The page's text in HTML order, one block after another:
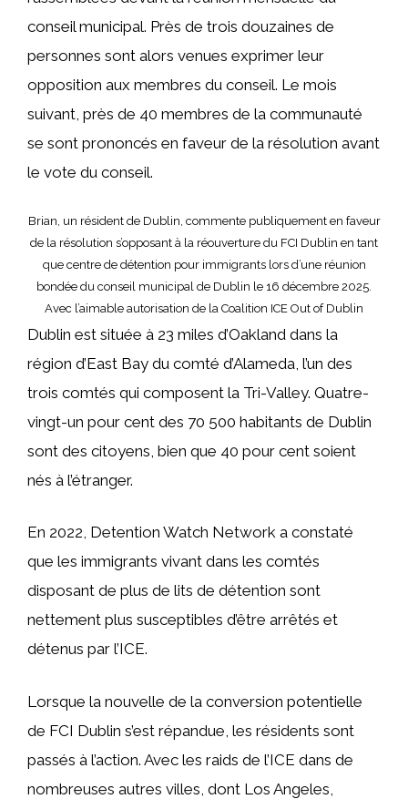
conseil municipal. Près de trois douzaines de
personnes sont alors venues exprimer leur
opposition aux membres du conseil. Le mois
suivant, près de 40 membres de la communauté
se sont prononcés en faveur de la résolution avant
le vote du conseil.
Brian, un résident de Dublin, commente publiquement en faveur
de la résolution s’opposant à la réouverture du FCI Dublin en tant
que centre de détention pour immigrants lors d’une réunion
bondée du conseil municipal de Dublin le 16 décembre 2025.
Avec l’aimable autorisation de la Coalition ICE Out of Dublin
Dublin est située à 23 miles d’Oakland dans la
région d’East Bay du comté d’Alameda, l’un des
trois comtés qui composent la Tri-Valley. Quatre-
vingt-un pour cent des 70 500 habitants de Dublin
sont des citoyens, bien que 40 pour cent soient
nés à l’étranger.
En 2022, Detention Watch Network a constaté
que les immigrants vivant dans les comtés
disposant de plus de lits de détention sont
nettement plus susceptibles d’être arrêtés et
détenus par l’ICE.
Lorsque la nouvelle de la conversion potentielle
de FCI Dublin s’est répandue, les résidents sont
passés à l’action. Avec les raids de l’ICE dans de
nombreuses autres villes, dont Los Angeles,